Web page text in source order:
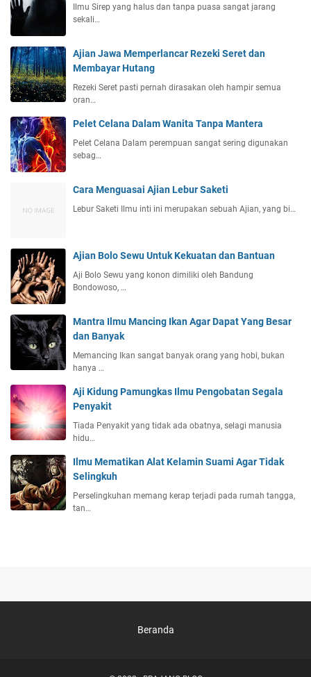
Ilmu Sirep yang halus dan tanpa puasa sangat jarang
sekali…
Ajian Jawa Memperlancar Rezeki Seret dan
Membayar Hutang
Rezeki Seret pasti pernah dirasakan oleh hampir semua
oran…
Pelet Celana Dalam Wanita Tanpa Mantera
Pelet Celana Dalam perempuan sangat sering digunakan
sebag…
Cara Menguasai Ajian Lebur Saketi
Lebur Saketi Ilmu inti ini merupakan sebuah Ajian, yang bi…
Ajian Bolo Sewu Untuk Kekuatan dan Bantuan
Aji Bolo Sewu yang konon dimiliki oleh Bandung
Bondowoso, …
Mantra Ilmu Mancing Ikan Agar Dapat Yang Besar
dan Banyak
Memancing Ikan sangat banyak orang yang hobi, bukan
hanya …
Aji Kidung Pamungkas Ilmu Pengobatan Segala
Penyakit
Tiada Penyakit yang tidak ada obatnya, selagi manusia
hidu…
Ilmu Mematikan Alat Kelamin Suami Agar Tidak
Selingkuh
Perselingkuhan memang kerap terjadi pada rumah tangga,
tan…
Beranda